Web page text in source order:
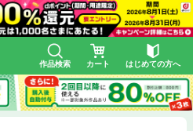
作品検索 カート はじめての方へ